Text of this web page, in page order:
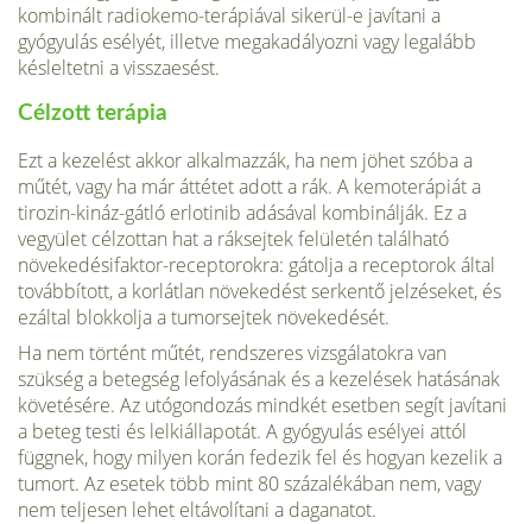
kombinált radiokemo-terápiával sikerül-e javítani a
gyógyulás esé­lyét, illetve megakadályozni vagy legalább
kés­leltetni a visszaesést.
Célzott terápia
Ezt a kezelést akkor alkalmazzák, ha nem jöhet szóba a
műtét, vagy ha már áttétet adott a rák. A kemoterápiát a
tirozin-kináz-gátló erlotinib adásával kombinálják. Ez a
vegyület célzottan hat a ráksejtek felületén található
növekedésifaktor-receptorokra: gátolja a receptorok által
továbbított, a korlátlan növe­kedést serkentő jelzéseket, és
ezáltal blokkolja a tumorsejtek növekedését.
Ha nem történt műtét, rendszeres vizsgála­tokra van
szükség a betegség lefolyásának és a kezelések hatásának
követésére. Az utógondozás mindkét esetben segít javí­tani
a beteg testi és lelkiállapotát. A gyógyulás esélyei attól
függnek, hogy milyen korán fedezik fel és hogyan kezelik a
tumort. Az esetek több mint 80 százalékában nem, vagy
nem teljesen lehet eltávolítani a daganatot.